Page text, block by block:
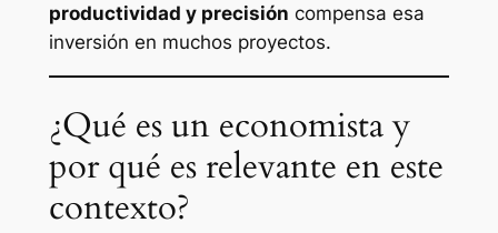
productividad y precisión compensa esa
inversión en muchos proyectos.
¿Qué es un economista y
por qué es relevante en este
contexto?